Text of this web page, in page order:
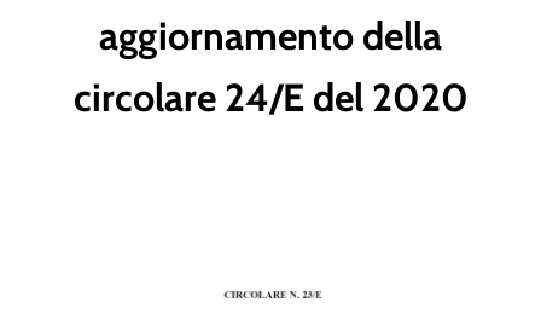
aggiornamento della
circolare 24/E del 2020